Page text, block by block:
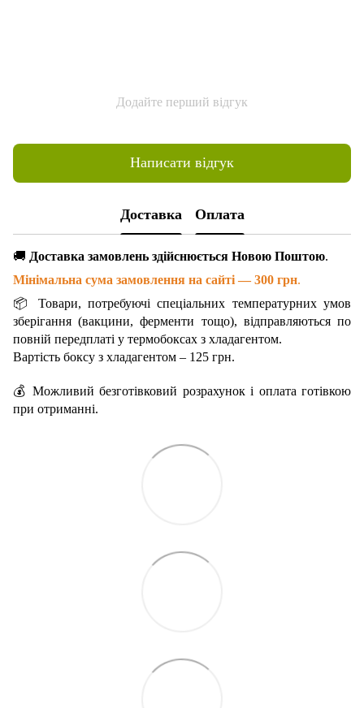
Додайте перший відгук
Написати відгук
Доставка Оплата
🚚 Доставка замовлень здійснюється Новою Поштою.
Мінімальна сума замовлення на сайті — 300 грн.
📦 Товари, потребуючі спеціальних температурних умов
зберігання (вакцини, ферменти тощо), відправляються по
повній передплаті у термобоксах з хладагентом.
Вартість боксу з хладагентом – 125 грн.
💰 Можливий безготівковий розрахунок і оплата готівкою
при отриманні.